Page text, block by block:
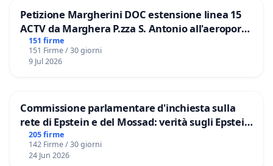
Petizione Margherini DOC estensione linea 15
ACTV da Marghera P.zza S. Antonio all'aeroporto
Marco Polo tariffa a € 1,50
151 firme
151 Firme / 30 giorni
9 Jul 2026
Commissione parlamentare d'inchiesta sulla
rete di Epstein e del Mossad: verità sugli Epstein
Files
205 firme
142 Firme / 30 giorni
24 Jun 2026